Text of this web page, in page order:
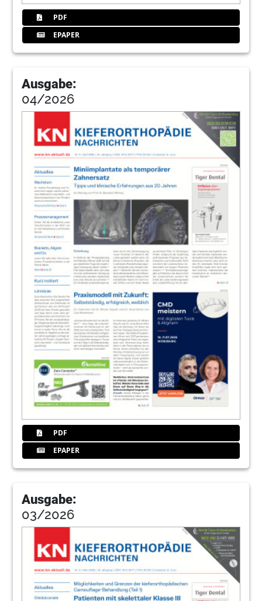
PDF
EPAPER
Ausgabe:
04/2026
PDF
EPAPER
Ausgabe:
03/2026